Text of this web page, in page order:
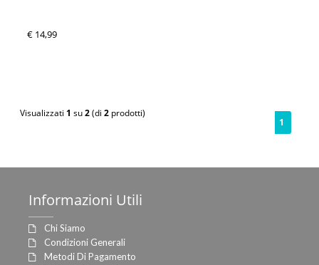
€ 14,99
Visualizzati 1 su2(di2 prodotti)
1
Informazioni Utili
Chi Siamo
Condizioni Generali
Metodi Di Pagamento